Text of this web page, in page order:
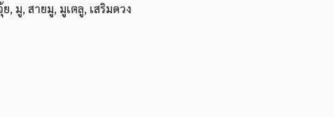
ย, มู, สายมู, มูเตลู, เสริมดวง